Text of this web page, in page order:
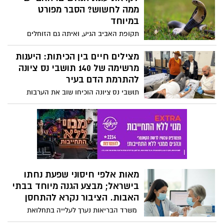
הלב בקפלן* המינוי מהווה נדבך נוסף בחיזוק
המצוינות הקלינית והטיפולית של המערך
ממה לחשוש? הסבר מפורט
במיוחד
תקופת האביב הגיע, ואיתה גם הזוחלים
החלקלקים. אז הנה הסבר מפורט מפי אחד
שיודע כל מה שצריך לדעת לקראת פתיחת
"עונת הנחשים". ו
מצילים חיים בין הכיתות: היענות
מרשימה של 140 תושבי נס ציונה
להתרמת הדם בעיר
תושבי נס ציונה הוכיחו שוב את הערבות
ההדדית המאפיינת אותם כאשר 140 מתוכם
הגיעו למרות מצב החרום לעמדות התרמת
הדם שהוקמו בבית הספר בן יהודה.
מאות אלפי חיסוני שפעת נחתו
בישראל; מבצע הגנה מיוחד בבתי
האבות. הציבור נקרא להתחסן
משרד הבריאות נערך לעלייה בתחלואת
החורף: כחצי מיליון מנות חיסון נוספות הגיעו